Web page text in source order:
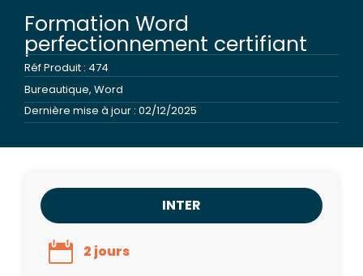
Formation Word
perfectionnement certifiant
Réf Produit : 474
Bureautique, Word
Dernière mise à jour : 02/12/2025
INTER
2 jours